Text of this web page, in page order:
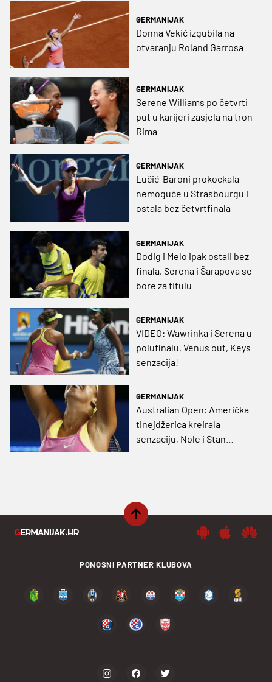
GERMANIJAK
Donna Vekić izgubila na
otvaranju Roland Garrosa
GERMANIJAK
Serene Williams po četvrti
put u karijeri zasjela na tron
Rima
GERMANIJAK
Lučić-Baroni prokockala
nemoguće u Strasbourgu i
ostala bez četvrtfinala
GERMANIJAK
Dodig i Melo ipak ostali bez
finala, Serena i Šarapova se
bore za titulu
GERMANIJAK
VIDEO: Wawrinka i Serena u
polufinalu, Venus out, Keys
senzacija!
GERMANIJAK
Australian Open: Američka
tinejdžerica kreirala
senzaciju, Nole i Stan
PONOSNI PARTNER KLUBOVA